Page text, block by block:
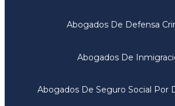
Abogados De Defensa
Abogados De
Abogados De Seguro Social Por